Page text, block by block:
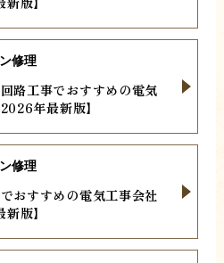
路工事でおすすめの電気
年最新版】
修理
おすすめの電気工事会社
版】
修理